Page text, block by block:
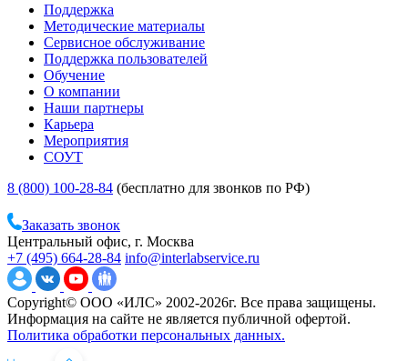
Поддержка
Методические материалы
Сервисное обслуживание
Поддержка пользователей
Обучение
О компании
Наши партнеры
Карьера
Мероприятия
СОУТ
8 (800) 100-28-84 (бесплатно для звонков по РФ)
Заказать звонок
Центральный офис, г. Москва
+7 (495) 664-28-84 info@interlabservice.ru
Copyright© ООО «ИЛС» 2002-2026г. Все права защищены.
Информация на сайте не является публичной офертой.
Политика обработки персональных данных.